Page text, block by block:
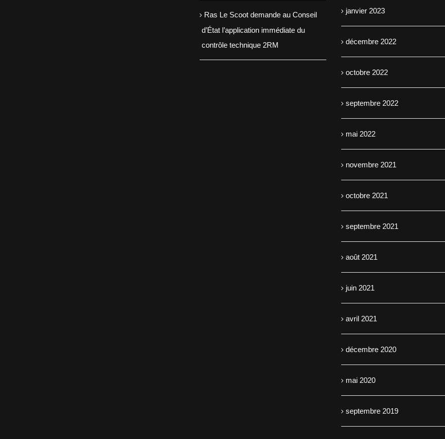
Ras Le Scoot demande au Conseil
d’État l’application immédiate du
contrôle technique 2RM
janvier 2023
décembre 2022
octobre 2022
septembre 2022
mai 2022
novembre 2021
octobre 2021
septembre 2021
août 2021
juin 2021
avril 2021
décembre 2020
mai 2020
septembre 2019